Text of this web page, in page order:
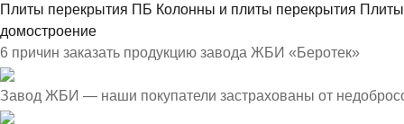
Плиты перекрытия ПБ Колонны и плиты перекрытия
домостроение
6 причин заказать продукцию завода ЖБИ «Беротек»
Завод ЖБИ — наши покупатели застрахованы от